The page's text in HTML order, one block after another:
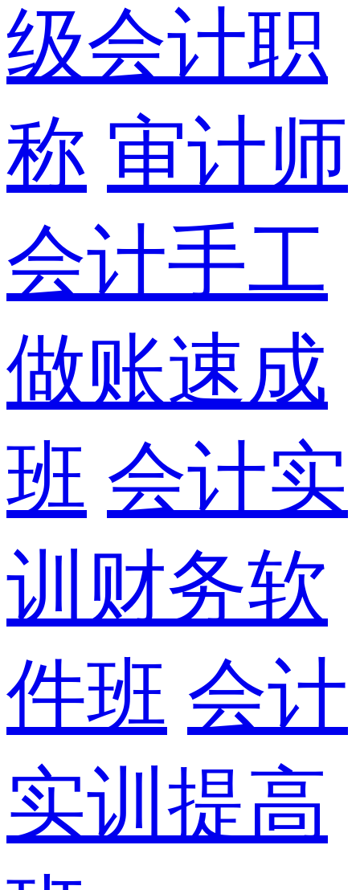
级会计职
称 审计师
会计手工
做账速成
班 会计实
训财务软
件班 会计
实训提高